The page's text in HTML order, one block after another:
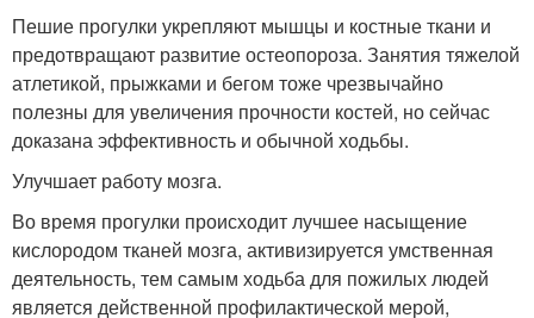
Пешие прогулки укрепляют мышцы и костные ткани и
предотвращают развитие остеопороза. Занятия тяжелой
атлетикой, прыжками и бегом тоже чрезвычайно
полезны для увеличения прочности костей, но сейчас
доказана эффективность и обычной ходьбы.
Улучшает работу мозга.
Во время прогулки происходит лучшее насыщение
кислородом тканей мозга, активизируется умственная
деятельность, тем самым ходьба для пожилых людей
является действенной профилактической мерой,